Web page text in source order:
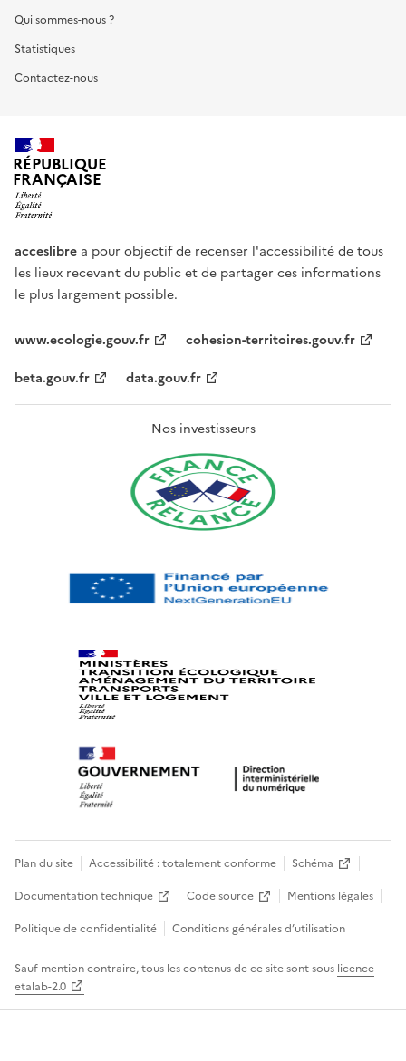
Qui sommes-nous ?
Statistiques
Contactez-nous
RÉPUBLIQUE
FRANÇAISE
acceslibre a pour objectif de recenser l'accessibilité de tous
les lieux recevant du public et de partager ces informations
le plus largement possible.
www.ecologie.gouv.fr
cohesion-territoires.gouv.fr
beta.gouv.fr
data.gouv.fr
Nos investisseurs
Plan du site Accessibilité : totalement conforme
Schéma
Documentation technique
Code source
Mentions légales
Politique de confidentialité
Conditions générales d’utilisation
Sauf mention contraire, tous les contenus de ce site sont sous licence
etalab-2.0